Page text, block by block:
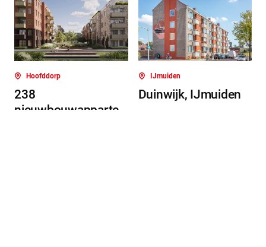
Hoofddorp
238
nieuwbouwapparte
IJmuiden
Duinwijk, IJmuiden